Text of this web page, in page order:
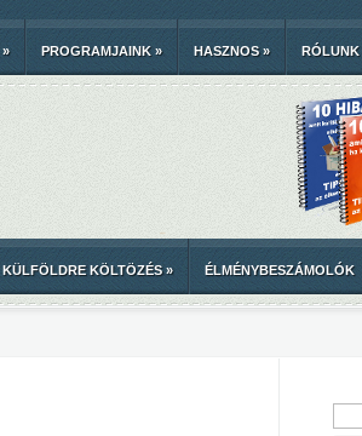
» PROGRAMJAINK » HASZNOS» RÓLUNK
KÜLFÖLDRE KÖLTÖZÉS» ÉLMÉNYBESZÁMOLÓK